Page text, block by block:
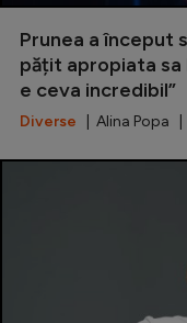
Prunea a început
pățit apropiata sa
e ceva incredibil”
Diverse | Alina Popa |